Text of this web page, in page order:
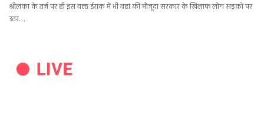
श्रीलंका के तर्ज पर ही इस वक्त ईराक में भी वहां की मौजूदा सरकार के खिलाफ लोग सड़कों पर
उतर…